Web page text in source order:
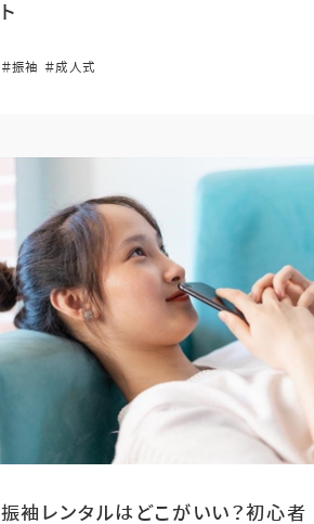
ト
＃振袖 ＃成人式
振袖レンタルはどこがいい？初心者